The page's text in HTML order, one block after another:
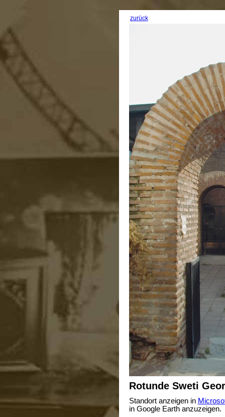
zurück
Rotunde Sweti
Standort anzeigen in
in Google Earth anzuzeigen.